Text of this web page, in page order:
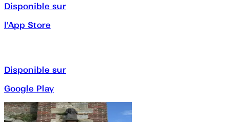
Disponible sur
l'App Store
Disponible sur
Google Play